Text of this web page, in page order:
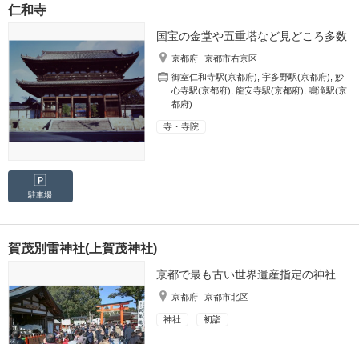
仁和寺
国宝の金堂や五重塔など見どころ多数
京都府
京都市右京区
御室仁和寺駅(京都府) ,宇多野駅(京都府) ,妙
心寺駅(京都府) ,龍安寺駅(京都府) ,鳴滝駅(京
都府)
寺・寺院
駐車場
賀茂別雷神社(上賀茂神社)
京都で最も古い世界遺産指定の神社
京都府 京都市北区
神社 初詣